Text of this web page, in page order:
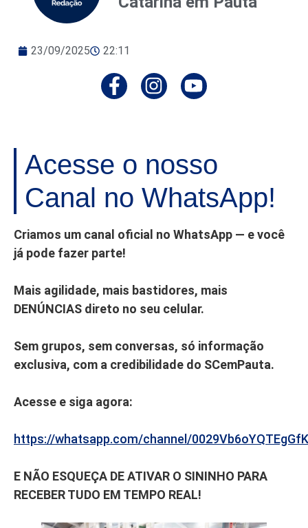
23/09/2025 22:11
Acesse o nosso
Canal no WhatsApp!
Criamos um canal oficial no WhatsApp — e você
já pode fazer parte!
Mais agilidade, mais bastidores, mais
DENÚNCIAS direto no seu celular.
Sem grupos, sem conversas, só informação
exclusiva, com a credibilidade do SCemPauta.
Acesse e siga agora:
https://whatsapp.com/channel/
E NÃO ESQUEÇA DE ATIVAR O SININHO PARA
RECEBER TUDO EM TEMPO REAL!